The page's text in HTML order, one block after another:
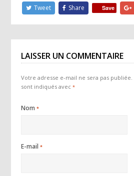
Tweet Share Save
LAISSER UN COMMENTAIRE
Votre adresse e-mail ne sera pas publiée.
sont indiqués avec*
Nom*
E-mail*